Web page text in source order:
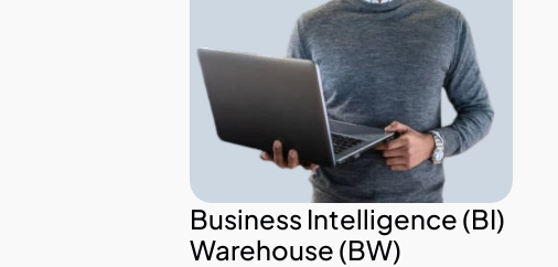
Business Intelligence (BI)
Warehouse (BW)